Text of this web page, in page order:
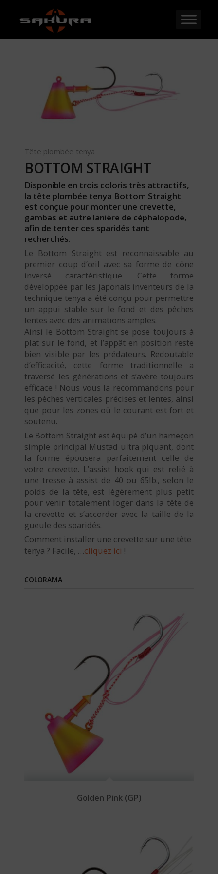
Tête plombée tenya
BOTTOM STRAIGHT
Disponible en trois coloris très attractifs,
la tête plombée tenya Bottom Straight
est conçue pour monter une crevette,
gambas et autre lanière de céphalopode,
afin de tenter ces sparidés tant
recherchés.
Le Bottom Straight est reconnaissable au
premier coup d’œil avec sa forme de cône
inversé caractéristique. Cette forme
développée par les japonais inventeurs de la
technique tenya a été conçu pour permettre
un appui stable sur le fond et des pêches
lentes avec des animations amples.
Ainsi le Bottom Straight se pose toujours à
plat sur le fond, et l’appât en position reste
bien visible par les prédateurs. Redoutable
d’efficacité, cette forme traditionnelle a
traversé les générations et s’avère toujours
efficace ! Nous vous la recommandons pour
les pêches verticales précises et lentes, ainsi
que pour les zones où le courant est fort et
soutenu.
Le Bottom Straight est équipé d’un hameçon
simple principal Mustad ultra piquant, dont
la forme épousera parfaitement celle de
votre crevette. L’assist hook qui est relié à
une tresse à assist de 40 ou 65lb., selon le
poids de la tête, est légèrement plus petit
pour venir totalement loger dans la tête de
la crevette et s’accorder avec la taille de la
gueule des sparidés.
Comment installer une crevette sur une tête
tenya ? Facile, …cliquez ici !
COLORAMA
Golden Pink (GP)